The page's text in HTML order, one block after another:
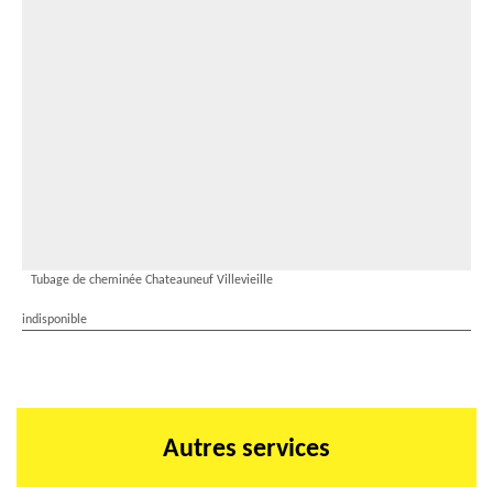
Tubage de cheminée Chateauneuf Villevieille
indisponible
Autres services